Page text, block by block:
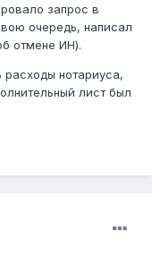
запрос в
очередь, написал
отмене ИН).
расходы нотариуса,
лист был